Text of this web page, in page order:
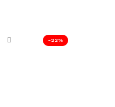
-22%